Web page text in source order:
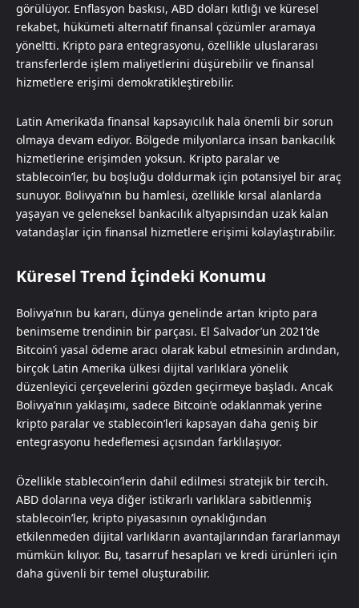
görülüyor. Enflasyon baskısı, ABD doları kıtlığı ve küresel
rekabet, hükümeti alternatif finansal çözümler aramaya
yöneltti. Kripto para entegrasyonu, özellikle uluslararası
transferlerde işlem maliyetlerini düşürebilir ve finansal
hizmetlere erişimi demokratikleştirebilir.
Latin Amerika’da finansal kapsayıcılık hala önemli bir sorun
olmaya devam ediyor. Bölgede milyonlarca insan bankacılık
hizmetlerine erişimden yoksun. Kripto paralar ve
stablecoin’ler, bu boşluğu doldurmak için potansiyel bir araç
sunuyor. Bolivya’nın bu hamlesi, özellikle kırsal alanlarda
yaşayan ve geleneksel bankacılık altyapısından uzak kalan
vatandaşlar için finansal hizmetlere erişimi kolaylaştırabilir.
Küresel Trend İçindeki Konumu
Bolivya’nın bu kararı, dünya genelinde artan kripto para
benimseme trendinin bir parçası. El Salvador’un 2021’de
Bitcoin’i yasal ödeme aracı olarak kabul etmesinin ardından,
birçok Latin Amerika ülkesi dijital varlıklara yönelik
düzenleyici çerçevelerini gözden geçirmeye başladı. Ancak
Bolivya’nın yaklaşımı, sadece Bitcoin’e odaklanmak yerine
kripto paralar ve stablecoin’leri kapsayan daha geniş bir
entegrasyonu hedeflemesi açısından farklılaşıyor.
Özellikle stablecoin’lerin dahil edilmesi stratejik bir tercih.
ABD dolarına veya diğer istikrarlı varlıklara sabitlenmiş
stablecoin’ler, kripto piyasasının oynaklığından
etkilenmeden dijital varlıkların avantajlarından fararlanmayı
mümkün kılıyor. Bu, tasarruf hesapları ve kredi ürünleri için
daha güvenli bir temel oluşturabilir.